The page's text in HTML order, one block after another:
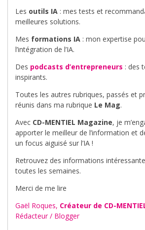
Les outils IA : mes tests et
meilleures solutions.
Mes formations IA : mon expertise
l’intégration de l’IA.
Des podcasts d’entrepreneurs : des
inspirants.
Toutes les autres rubriques, passés et
réunis dans ma rubrique Le Mag.
Avec CD-MENTIEL Magazine, je
apporter le meilleur de l’information et
un focus aiguisé sur l’IA !
Retrouvez des informations
toutes les semaines.
Merci de me lire
Gaël Roques, Créateur de CD-
Rédacteur / Blogger